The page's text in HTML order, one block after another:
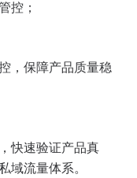
控；
，保障产品质量稳
快速验证产品真
域流量体系。